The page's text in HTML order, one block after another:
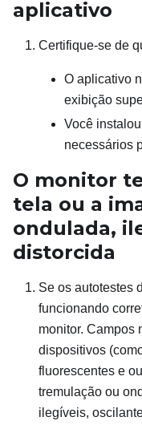
aplicativo
Certifique-se de
O aplicativo
exibição
Você
necessários
O monitor
tela ou a
ondulada,
distorcida
Se os autotestes
funcionando
monitor. Campos
dispositivos
fluorescentes e
tremulação ou
ilegíveis,